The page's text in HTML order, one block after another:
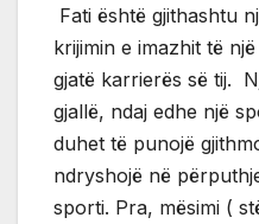
Fati është gjithashtu
krijimin e imazhit të
gjatë karrierës së tij.
gjallë, ndaj edhe një
duhet të punojë
ndryshojë në
sporti. Pra, mësimi (